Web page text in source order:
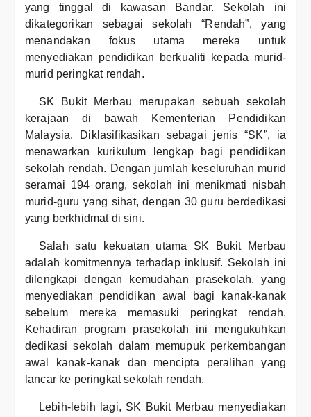
yang tinggal di kawasan Bandar. Sekolah ini
dikategorikan sebagai sekolah “Rendah”, yang
menandakan fokus utama mereka untuk
menyediakan pendidikan berkualiti kepada murid-
murid peringkat rendah.
SK Bukit Merbau merupakan sebuah sekolah
kerajaan di bawah Kementerian Pendidikan
Malaysia. Diklasifikasikan sebagai jenis “SK”, ia
menawarkan kurikulum lengkap bagi pendidikan
sekolah rendah. Dengan jumlah keseluruhan murid
seramai 194 orang, sekolah ini menikmati nisbah
murid-guru yang sihat, dengan 30 guru berdedikasi
yang berkhidmat di sini.
Salah satu kekuatan utama SK Bukit Merbau
adalah komitmennya terhadap inklusif. Sekolah ini
dilengkapi dengan kemudahan prasekolah, yang
menyediakan pendidikan awal bagi kanak-kanak
sebelum mereka memasuki peringkat rendah.
Kehadiran program prasekolah ini mengukuhkan
dedikasi sekolah dalam memupuk perkembangan
awal kanak-kanak dan mencipta peralihan yang
lancar ke peringkat sekolah rendah.
Lebih-lebih lagi, SK Bukit Merbau menyediakan